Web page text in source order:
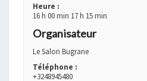
Heure :
16 h 00 min 17 h 15 min
Organisateur
Le Salon Bugrane
Téléphone :
+3248945480